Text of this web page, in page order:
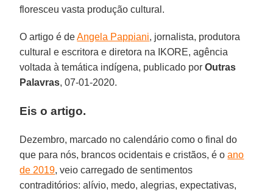
floresceu vasta produção cultural.
O artigo é deAngela Pappiani, jornalista, produtora
cultural e escritora e diretora na IKORE, agência
voltada à temática indígena, publicado porOutras
Palavras, 07-01-2020.
Eis o artigo.
Dezembro, marcado no calendário como o final do
que para nós, brancos ocidentais e cristãos, é oano
de 2019, veio carregado de sentimentos
contraditórios: alívio, medo, alegrias, expectativas,